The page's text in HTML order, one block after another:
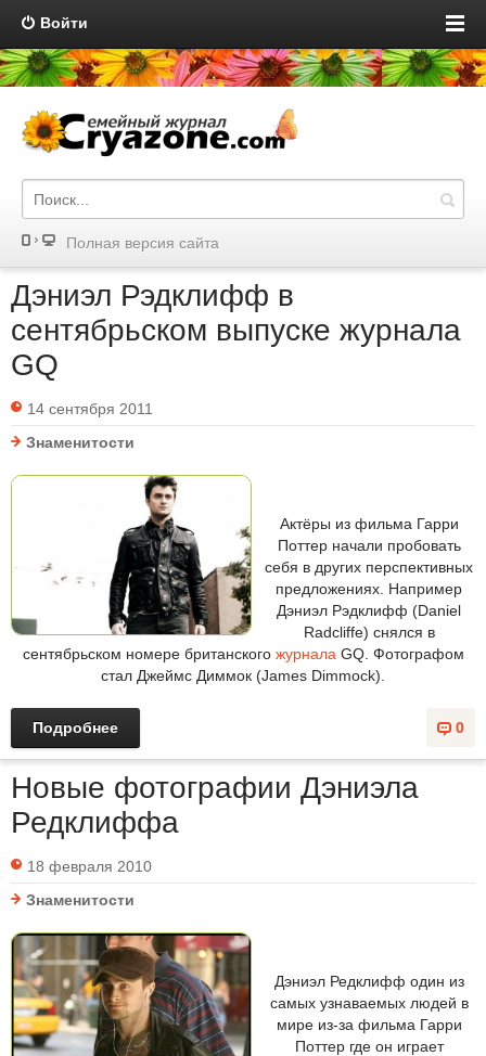
Войти
Полная версия сайта
Дэниэл Рэдклифф в
сентябрьском выпуске журнала
GQ
14 сентября 2011
Знаменитости
Актёры из фильма Гарри
Поттер начали пробовать
себя в других перспективных
предложениях. Например
Дэниэл Рэдклифф (Daniel
Radcliffe) снялся в
сентябрьском номере британского журнала GQ. Фотографом
стал Джеймс Диммок (James Dimmock).
0
Подробнее
Новые фотографии Дэниэла
Редклиффа
18 февраля 2010
Знаменитости
Дэниэл Редклифф один из
самых узнаваемых людей в
мире из-за фильма Гарри
Поттер где он играет